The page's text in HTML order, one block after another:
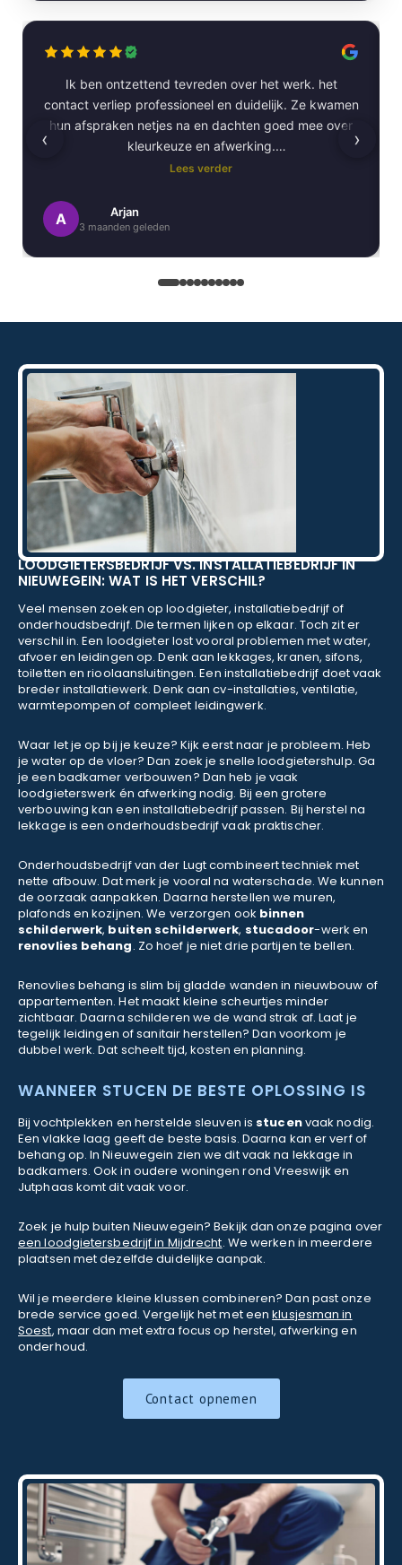
Ik ben ontzettend tevreden over het werk. het
contact verliep professioneel en duidelijk. Ze kwamen
hun afspraken netjes na en dachten goed mee over
kleurkeuze en afwerking.
uitgevoerd. Alles is strak afgewerkt en ze werkten
netjes en zorgvuldig, met oog voor detail. .
Lees verder
A Arjan
3 maanden geleden
‹ ›
LOODGIETERSBEDRIJF VS. INSTALLATIEBEDRIJF IN
NIEUWEGEIN: WAT IS HET VERSCHIL?
Veel mensen zoeken op loodgieter, installatiebedrijf of
onderhoudsbedrijf. Die termen lijken op elkaar. Toch zit er
verschil in. Een loodgieter lost vooral problemen met water,
afvoer en leidingen op. Denk aan lekkages, kranen, sifons,
toiletten en rioolaansluitingen. Een installatiebedrijf doet vaak
breder installatiewerk. Denk aan cv-installaties, ventilatie,
warmtepompen of compleet leidingwerk.
Waar let je op bij je keuze? Kijk eerst naar je probleem. Heb
je water op de vloer? Dan zoek je snelle loodgietershulp. Ga
je een badkamer verbouwen? Dan heb je vaak
loodgieterswerk én afwerking nodig. Bij een grotere
verbouwing kan een installatiebedrijf passen. Bij herstel na
lekkage is een onderhoudsbedrijf vaak praktischer.
Onderhoudsbedrijf van der Lugt combineert techniek met
nette afbouw. Dat merk je vooral na waterschade. We kunnen
de oorzaak aanpakken. Daarna herstellen we muren,
plafonds en kozijnen. We verzorgen ook binnen
schilderwerk, buiten schilderwerk, stucadoor-werk en
renovlies behang. Zo hoef je niet drie partijen te bellen.
Renovlies behang is slim bij gladde wanden in nieuwbouw of
appartementen. Het maakt kleine scheurtjes minder
zichtbaar. Daarna schilderen we de wand strak af. Laat je
tegelijk leidingen of sanitair herstellen? Dan voorkom je
dubbel werk. Dat scheelt tijd, kosten en planning.
WANNEER STUCEN DE BESTE OPLOSSING IS
Bij vochtplekken en herstelde sleuven is stucenvaak nodig.
Een vlakke laag geeft de beste basis. Daarna kan er verf of
behang op. In Nieuwegein zien we dit vaak na lekkage in
badkamers. Ook in oudere woningen rond Vreeswijk en
Jutphaas komt dit vaak voor.
Zoek je hulp buiten Nieuwegein? Bekijk dan onze pagina over
een loodgietersbedrijf in Mijdrecht. We werken in meerdere
plaatsen met dezelfde duidelijke aanpak.
Wil je meerdere kleine klussen combineren? Dan past onze
brede service goed. Vergelijk het met eenklusjesman in
Soest, maar dan met extra focus op herstel, afwerking en
onderhoud.
Contact opnemen